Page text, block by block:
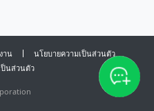
าน
นโยบายความเป็นส่วนตัว
นส่วนตัว